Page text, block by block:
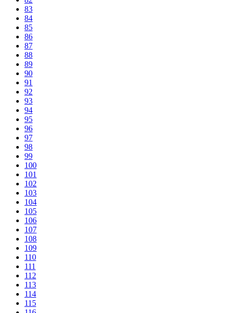
83
84
85
86
87
88
89
90
91
92
93
94
95
96
97
98
99
100
101
102
103
104
105
106
107
108
109
110
111
112
113
114
115